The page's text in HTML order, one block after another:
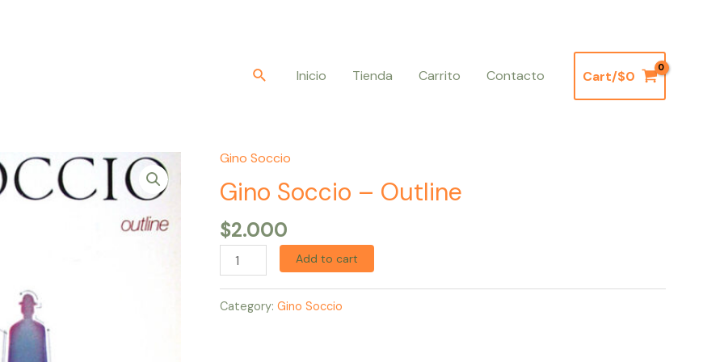
BuscarInicio Tienda Carrito Contacto Cart/$0
Gino Soccio
Gino Soccio – Outline
$2.000
Gino
Soccio
–
Outline
quantity
Add to cart
Category: Gino Soccio